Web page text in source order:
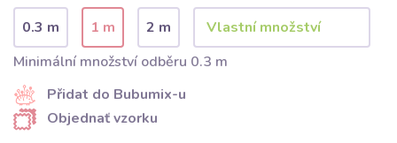
0.3 m 1 m
2 m
Minimální množství odběru 0.3 m
Přidat do Bubumix-u
Objednať vzorku